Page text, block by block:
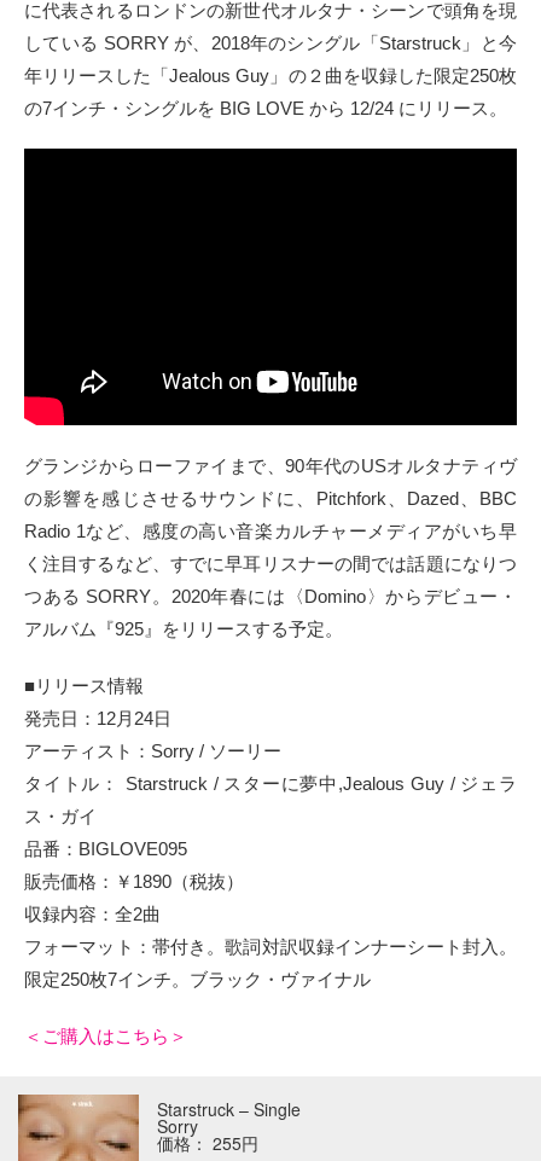
に代表されるロンドンの新世代オルタナ・シーンで頭角を現
している SORRY が、2018年のシングル「Starstruck」と今
年リリースした「Jealous Guy」の２曲を収録した限定250枚
の7インチ・シングルを BIG LOVE から 12/24 にリリース。
グランジからローファイまで、90年代のUSオルタナティヴ
の影響を感じさせるサウンドに、Pitchfork、Dazed、BBC
Radio 1など、感度の高い音楽カルチャーメディアがいち早
く注目するなど、すでに早耳リスナーの間では話題になりつ
つある SORRY。2020年春には〈Domino〉からデビュー・
アルバム『925』をリリースする予定。
■リリース情報
発売日：12月24日
アーティスト：Sorry / ソーリー
タイトル： Starstruck / スターに夢中,Jealous Guy / ジェラ
ス・ガイ
品番：BIGLOVE095
販売価格：￥1890（税抜）
収録内容：全2曲
フォーマット：帯付き。歌詞対訳収録インナーシート封入。
限定250枚7インチ。ブラック・ヴァイナル
＜ご購入はこちら＞
Starstruck – Single
Sorry
価格： 255円